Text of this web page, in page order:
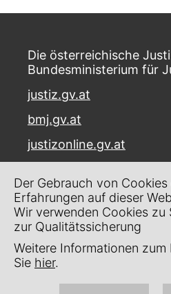
Die österreichische
Bundesministerium für
justiz.gv.at
bmj.gv.at
justizonline.gv.at
Museumstraße 7
1070 Wien
Kontakt
Impressum
Der Gebrauch von
Erfahrungen auf dieser
Wir verwenden Cookies zu
zur Qualitätssicherung
Weitere Informationen
Sie hier.